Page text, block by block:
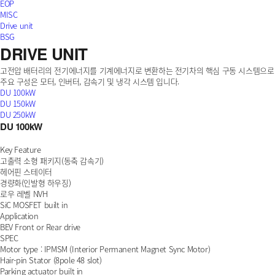
EOP
MISC
Drive unit
BSG
DRIVE UNIT
고전압 배터리의 전기에너지를 기계에너지로 변환하는 전기차의 핵심 구동 시스템으
주요 구성은 모터, 인버터, 감속기 및 냉각 시스템 입니다.
DU 100kW
DU 150kW
DU 250kW
DU 100kW
Key Feature
고출력 소형 패키지(동축 감속기)
헤어핀 스테이터
경량화(인발형 하우징)
로우 레벨 NVH
SiC MOSFET built in
Application
BEV Front or Rear drive
SPEC
Motor type : IPMSM (Interior Permanent Magnet Sync Motor)
Hair-pin Stator (8pole 48 slot)
Parking actuator built in